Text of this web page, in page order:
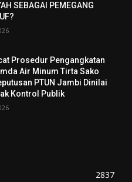
SEBAGAI PEMEGANG
Prosedur Pengangkatan
Air Minum Tirta Sako
PTUN Jambi Dinilai
Kontrol Publik
2837